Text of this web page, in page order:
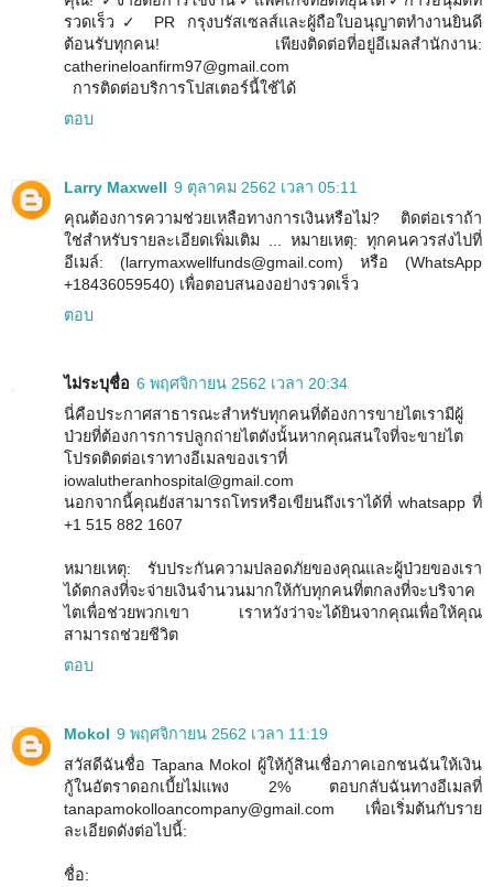
รวดเร็ว✓ PR กรุงบรัสเซลส์และผู้ถือใบอนุญาตทำงานยินดี
ต้อนรับทุกคน! เพียงติดต่อที่อยู่อีเมลสำนักงาน:
catherineloanfirm97@gmail.com
การติดต่อบริการโปสเตอร์นี้ใช้ได้
ตอบ
Larry Maxwell 9 ตุลาคม 2562 เวลา 05:11
คุณต้องการความช่วยเหลือทางการเงินหรือไม่? ติดต่อเราถ้า
ใช่สำหรับรายละเอียดเพิ่มเติม ... หมายเหตุ: ทุกคนควรส่งไปที่
อีเมล์: (larrymaxwellfunds@gmail.com) หรือ (WhatsApp
+18436059540) เพื่อตอบสนองอย่างรวดเร็ว
ตอบ
ไม่ระบุชื่อ 6 พฤศจิกายน 2562 เวลา 20:34
นี่คือประกาศสาธารณะสำหรับทุกคนที่ต้องการขายไตเรามีผู้
ป่วยที่ต้องการการปลูกถ่ายไตดังนั้นหากคุณสนใจที่จะขายไต
โปรดติดต่อเราทางอีเมลของเราที่
iowalutheranhospital@gmail.com
นอกจากนี้คุณยังสามารถโทรหรือเขียนถึงเราได้ที่ whatsapp ที่
+1 515 882 1607
หมายเหตุ: รับประกันความปลอดภัยของคุณและผู้ป่วยของเรา
ได้ตกลงที่จะจ่ายเงินจำนวนมากให้กับทุกคนที่ตกลงที่จะบริจาค
ไตเพื่อช่วยพวกเขา เราหวังว่าจะได้ยินจากคุณเพื่อให้คุณ
สามารถช่วยชีวิต
ตอบ
Mokol 9 พฤศจิกายน 2562 เวลา 11:19
สวัสดีฉันชื่อ Tapana Mokol ผู้ให้กู้สินเชื่อภาคเอกชนฉันให้เงิน
กู้ในอัตราดอกเบี้ยไม่แพง 2% ตอบกลับฉันทางอีเมลที่
tanapamokolloancompany@gmail.com เพื่อเริ่มต้นกับราย
ละเอียดดังต่อไปนี้:
ชื่อ: